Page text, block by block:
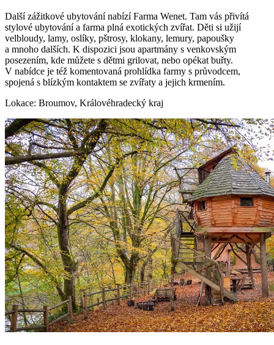
Další zážitkové ubytování nabízí Farma Wenet. Tam vás přivítá
stylové ubytování a farma plná exotických zvířat. Děti si užijí
velbloudy, lamy, oslíky, pštrosy, klokany, lemury, papoušky
a mnoho dalších. K dispozici jsou apartmány s venkovským
posezením, kde můžete s dětmi grilovat, nebo opékat buřty.
V nabídce je též komentovaná prohlídka farmy s průvodcem,
spojená s blízkým kontaktem se zvířaty a jejich krmením.
Lokace: Broumov, Královéhradecký kraj